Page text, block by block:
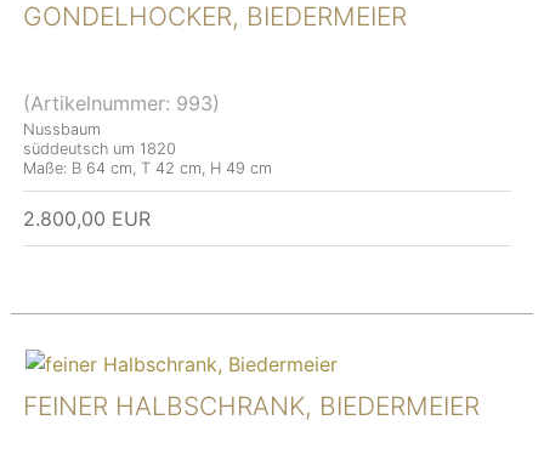
GONDELHOCKER, BIEDERMEIER
(Artikelnummer: 993)
Nussbaum
süddeutsch um 1820
Maße: B 64 cm, T 42 cm, H 49 cm
2.800,00 EUR
FEINER HALBSCHRANK, BIEDERMEIER